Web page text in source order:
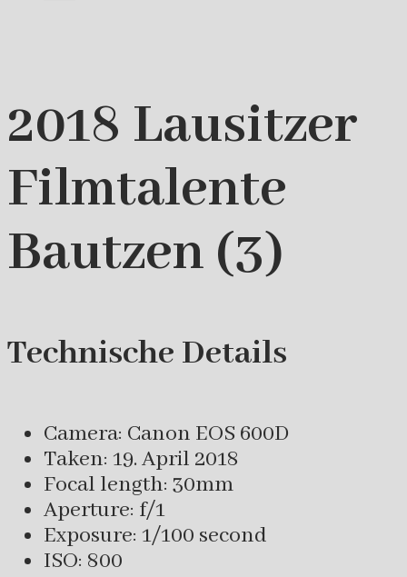
2018 Lausitzer
Filmtalente
Bautzen (3)
Technische Details
Camera: Canon EOS 600D
Taken: 19. April 2018
Focal length: 30mm
Aperture: f/1
Exposure: 1/100 second
ISO: 800